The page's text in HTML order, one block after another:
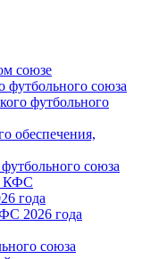
союзе
футбольного союза
футбольного
обеспечения,
союза
КФС
года
2026 года
союза